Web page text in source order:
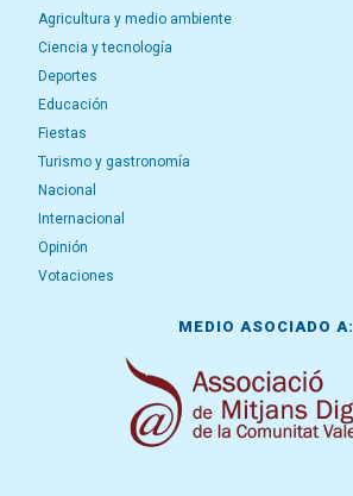
Agricultura y medio ambiente
Ciencia y tecnología
Deportes
Educación
Fiestas
Turismo y gastronomía
Nacional
Internacional
Opinión
Votaciones
MEDIO ASOCIADO A: